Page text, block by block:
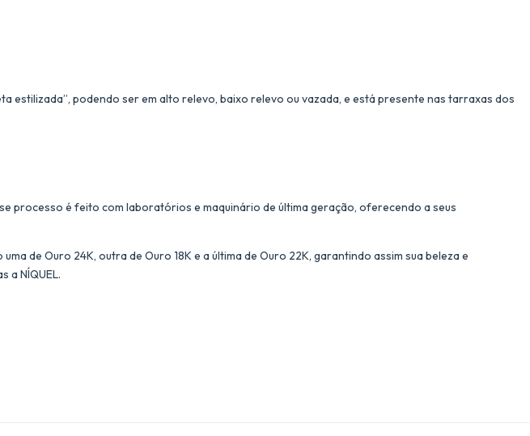
estilizada”, podendo ser em alto relevo, baixo relevo ou vazada, e está presente nas tarraxas dos
processo é feito com laboratórios e maquinário de última geração, oferecendo a seus
de Ouro 24K, outra de Ouro 18K e a última de Ouro 22K, garantindo assim sua beleza e
a NÍQUEL.